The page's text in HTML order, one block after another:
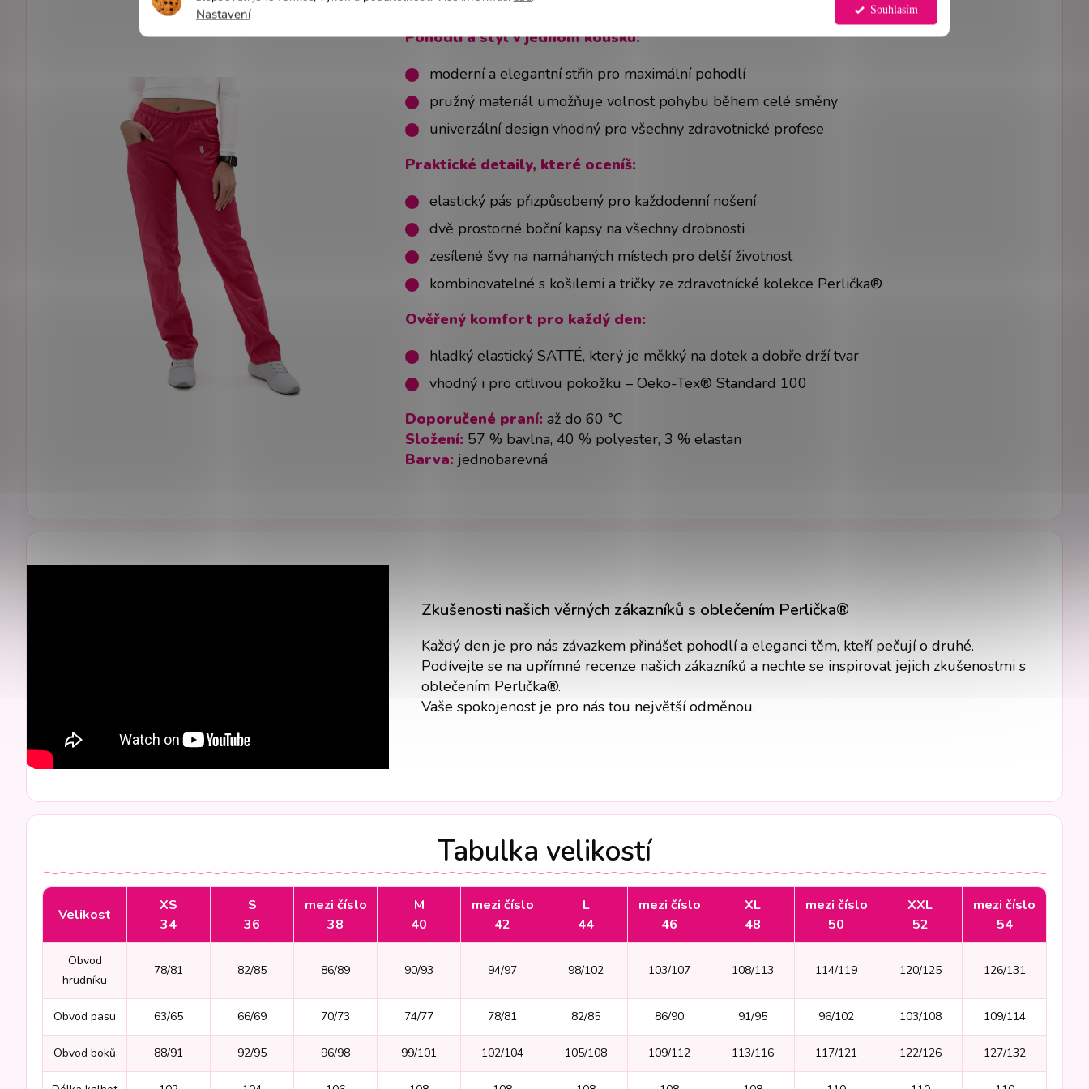
Nastavení Souhlasím
Pohodlí a styl v jednom kousku:
moderní a elegantní střih pro maximální pohodlí
pružný materiál umožňuje volnost pohybu během celé směny
univerzální design vhodný pro všechny zdravotnické profese
Praktické detaily, které oceníš:
elastický pás přizpůsobený pro každodenní nošení
dvě prostorné boční kapsy na všechny drobnosti
zesílené švy na namáhaných místech pro delší životnost
kombinovatelné s košilemi a tričky ze zdravotnícké kolekce Perlička®
Ověřený komfort pro každý den:
hladký elastický SATTÉ, který je měkký na dotek a dobře drží tvar
vhodný i pro citlivou pokožku – Oeko-Tex® Standard 100
Doporučené praní: až do 60 °C
Složení: 57 % bavlna, 40 % polyester, 3 % elastan
Barva: jednobarevná
Zkušenosti našich věrných zákazníků s oblečením Perlička®
Každý den je pro nás závazkem přinášet pohodlí a eleganci těm, kteří pečují o druhé.
Podívejte se na upřímné recenze našich zákazníků a nechte se inspirovat jejich zkušenostmi s
oblečením Perlička®.
Vaše spokojenost je pro nás tou největší odměnou.
Tabulka velikostí
Velikost
XS
34
S
36
mezi číslo
38
M
40
mezi číslo
42
L
44
mezi číslo
46
XL
48
mezi číslo
50
XXL
52
mezi číslo
54
Obvod
hrudníku
78/81 82/85 86/89 90/93 94/97 98/102 103/107 108/113 114/119 120/125 126/131
Obvod pasu 63/65 66/69 70/73 74/77 78/81 82/85 86/90 91/95 96/102 103/108 109/114
Obvod boků 88/91 92/95 96/98 99/101 102/104 105/108 109/112 113/116 117/121 122/126 127/132